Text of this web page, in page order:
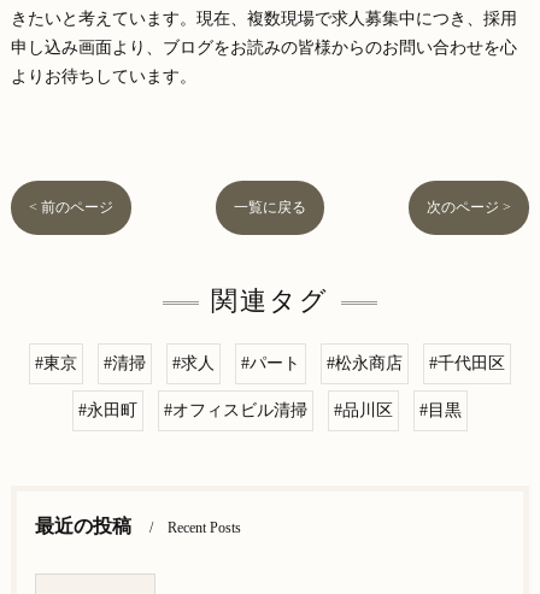
きたいと考えています。現在、複数現場で求人募集中につき、採用
申し込み画面より、ブログをお読みの皆様からのお問い合わせを心
よりお待ちしています。
< 前のページ 一覧に戻る 次のページ >
関連タグ
#東京 #清掃 #求人 #パート #松永商店 #千代田区
#永田町 #オフィスビル清掃 #品川区 #目黒
最近の投稿 Recent Posts